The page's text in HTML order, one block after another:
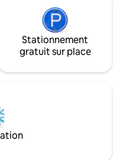
Stationnement
gratuit sur place